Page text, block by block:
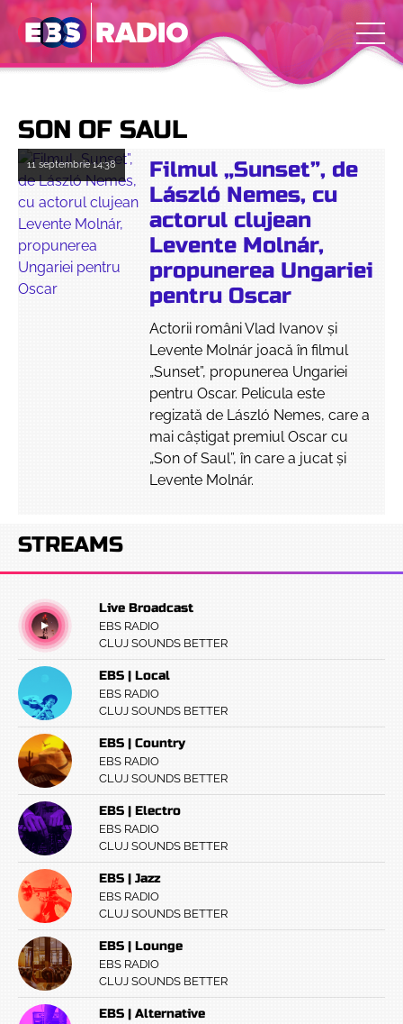
SON OF SAUL
11 septembrie14:38
Filmul „Sunset”, de
László Nemes, cu
actorul clujean
Levente Molnár,
propunerea Ungariei
pentru Oscar
Actorii români Vlad Ivanov și
Levente Molnár joacă în filmul
„Sunset”, propunerea Ungariei
pentru Oscar. Pelicula este
regizată de László Nemes, care a
mai câștigat premiul Oscar cu
„Son of Saul”, în care a jucat și
Levente Molnár.
STREAMS
Live Broadcast
EBS RADIO
CLUJ SOUNDS BETTER
EBS | Local
EBS RADIO
CLUJ SOUNDS BETTER
EBS | Country
EBS RADIO
CLUJ SOUNDS BETTER
EBS | Electro
EBS RADIO
CLUJ SOUNDS BETTER
EBS | Jazz
EBS RADIO
CLUJ SOUNDS BETTER
EBS | Lounge
EBS RADIO
CLUJ SOUNDS BETTER
EBS | Alternative